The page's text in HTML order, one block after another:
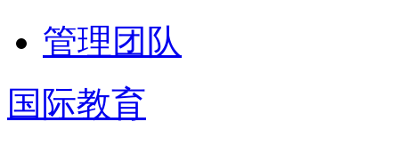
管理团队
国际教育